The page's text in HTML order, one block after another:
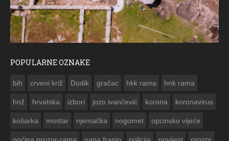
POPULARNE OZNAKE
bih crveni križ Dodik gračac hkk rama hnk rama
hnž hrvatska izbori jozo ivančević korona koronavirus
košarka mostar njemačka nogomet opcinsko vijeće